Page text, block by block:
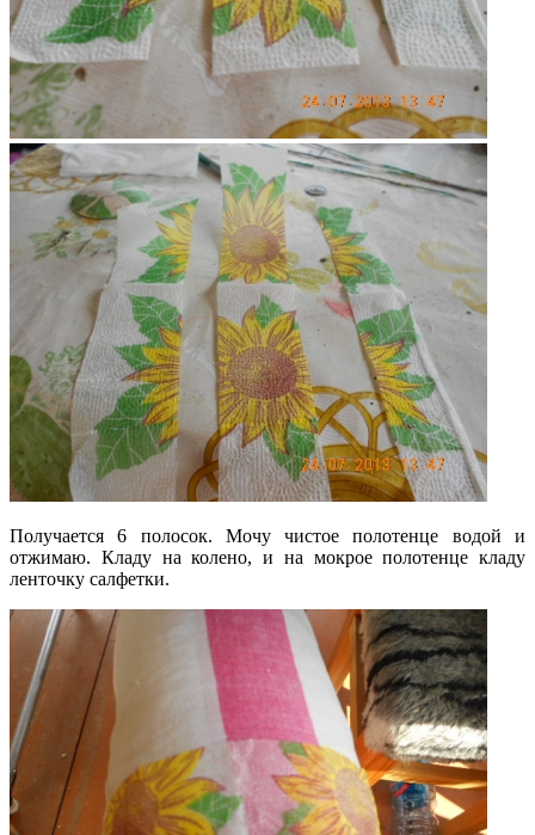
Получается 6 полосок. Мочу чистое полотенце водой и
отжимаю. Кладу на колено, и на мокрое полотенце кладу
ленточку салфетки.